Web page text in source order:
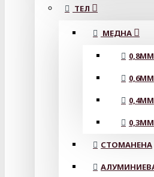
ТЕЛ
МЕДНА
0,8MM
0,6MM
0,4MM
0,3MM
СТОМАНЕНА